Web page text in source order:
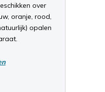
over
oranje, rood,
opalen